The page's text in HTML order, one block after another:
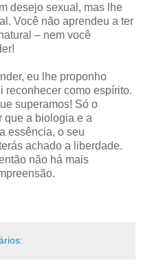
desejo sexual, mas lhe
Você não aprendeu a ter
– nem você
eu lhe proponho
reconhecer como espírito.
superamos! Só o
que a biologia e a
essência, o seu
achado a liberdade.
não há mais